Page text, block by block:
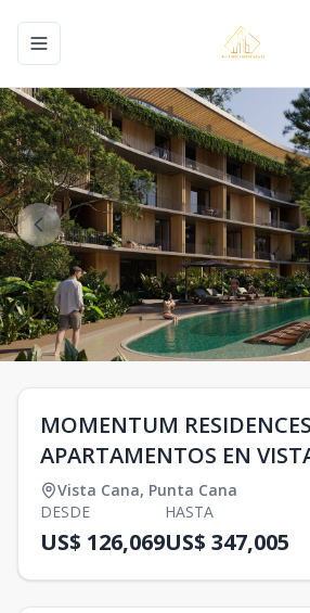
Toggle navigation menu
MOMENTUM
APARTAMENTOS EN
Vista Cana, Punta Cana
DESDE
US$ 126,069
HASTA
US$ 347,005